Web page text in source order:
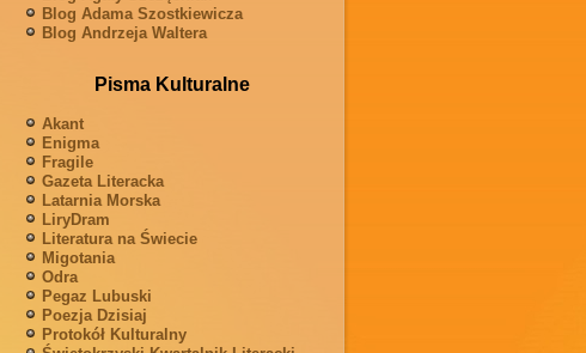
Blog Adama Szostkiewicza
Blog Andrzeja Waltera
Pisma Kulturalne
Akant
Enigma
Fragile
Gazeta Literacka
Latarnia Morska
LiryDram
Literatura na Świecie
Migotania
Odra
Pegaz Lubuski
Poezja Dzisiaj
Protokół Kulturalny